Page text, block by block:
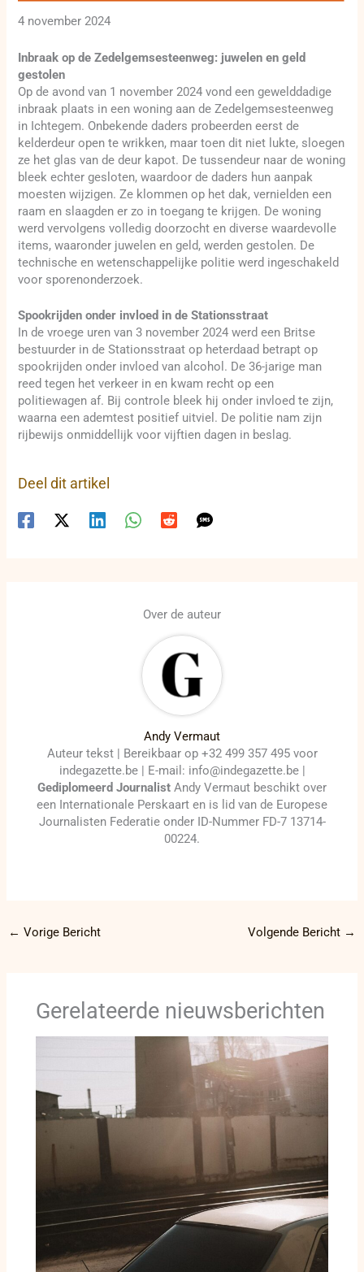
4 november 2024
Inbraak op de Zedelgemsesteenweg: juwelen en geld
gestolen
Op de avond van 1 november 2024 vond een gewelddadige
inbraak plaats in een woning aan de Zedelgemsesteenweg
in Ichtegem. Onbekende daders probeerden eerst de
kelderdeur open te wrikken, maar toen dit niet lukte, sloegen
ze het glas van de deur kapot. De tussendeur naar de woning
bleek echter gesloten, waardoor de daders hun aanpak
moesten wijzigen. Ze klommen op het dak, vernielden een
raam en slaagden er zo in toegang te krijgen. De woning
werd vervolgens volledig doorzocht en diverse waardevolle
items, waaronder juwelen en geld, werden gestolen. De
technische en wetenschappelijke politie werd ingeschakeld
voor sporenonderzoek.
Spookrijden onder invloed in de Stationsstraat
In de vroege uren van 3 november 2024 werd een Britse
bestuurder in de Stationsstraat op heterdaad betrapt op
spookrijden onder invloed van alcohol. De 36-jarige man
reed tegen het verkeer in en kwam recht op een
politiewagen af. Bij controle bleek hij onder invloed te zijn,
waarna een ademtest positief uitviel. De politie nam zijn
rijbewijs onmiddellijk voor vijftien dagen in beslag.
Deel dit artikel
Over de auteur
Andy Vermaut
Auteur tekst | Bereikbaar op +32 499 357 495 voor
indegazette.be | E-mail: info@indegazette.be |
Gediplomeerd Journalist Andy Vermaut beschikt over
een Internationale Perskaart en is lid van de Europese
Journalisten Federatie onder ID-Nummer FD-7 13714-
00224.
← Vorige Bericht Volgende Bericht →
Gerelateerde nieuwsberichten